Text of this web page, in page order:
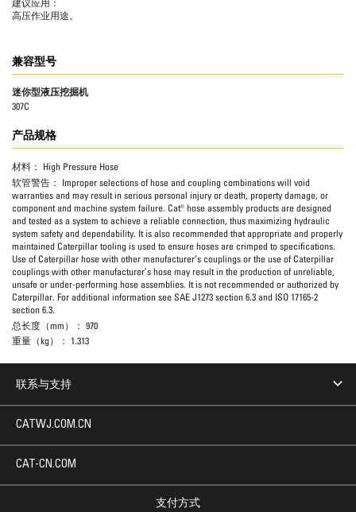
建议应用：
高压作业用途。
兼容型号
迷你型液压挖掘机
307C
产品规格
材料： High Pressure Hose
软管警告： Improper selections of hose and coupling combinations will void
warranties and may result in serious personal injury or death, property damage, or
component and machine system failure. Cat® hose assembly products are designed
and tested as a system to achieve a reliable connection, thus maximizing hydraulic
system safety and dependability. It is also recommended that appropriate and properly
maintained Caterpillar tooling is used to ensure hoses are crimped to specifications.
Use of Caterpillar hose with other manufacturer’s couplings or the use of Caterpillar
couplings with other manufacturer’s hose may result in the production of unreliable,
unsafe or under-performing hose assemblies. It is not recommended or authorized by
Caterpillar. For additional information see SAE J1273 section 6.3 and ISO 17165-2
section 6.3.
总长度（mm）： 970
重量（kg）： 1.313
联系与支持
支付方式
CATWJ.COM.CN
CAT-CN.COM